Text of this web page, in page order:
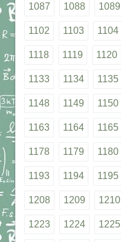
1087 1088 1089
1102 1103 1104
1118 1119 1120
1133 1134 1135
1148 1149 1150
1163 1164 1165
1178 1179 1180
1193 1194 1195
1208 1209 1210
1223 1224 1225